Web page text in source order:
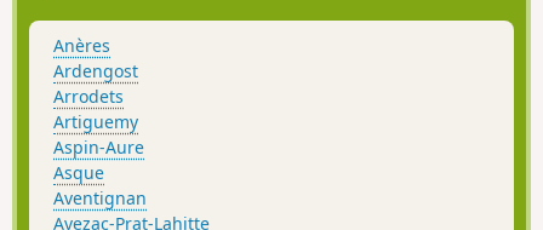
Anères
Ardengost
Arrodets
Artiguemy
Aspin-Aure
Asque
Aventignan
Avezac-Prat-Lahitte